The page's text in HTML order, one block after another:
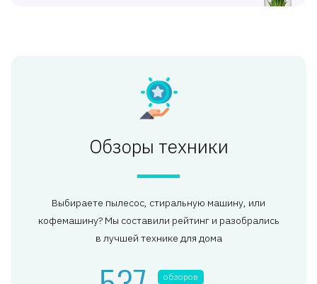
Обзоры техники
Выбираете пылесос, стиральную машину, или
кофемашину? Мы составили рейтинг и разобрались
в лучшей технике для дома
обзоров